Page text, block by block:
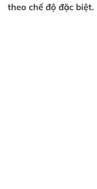
theo chế độ đặc biệt.